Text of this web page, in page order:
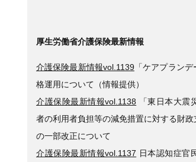
厚生労働省介護保険最新情報
介護保険最新情報vol.1139「ケアプランデ
格運用について（情報提供）
介護保険最新情報vol.1138 「東日本大震
者の利用者負担等の減免措置に対する財政
の一部改正について
介護保険最新情報vol.1137 日本認知症